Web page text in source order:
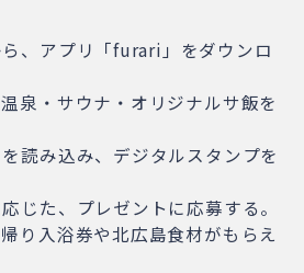
、アプリ「furari」をダウンロ
泉・サウナ・オリジナルサ飯を
読み込み、デジタルスタンプを
じた、プレゼントに応募する。
り入浴券や北広島食材がもらえ